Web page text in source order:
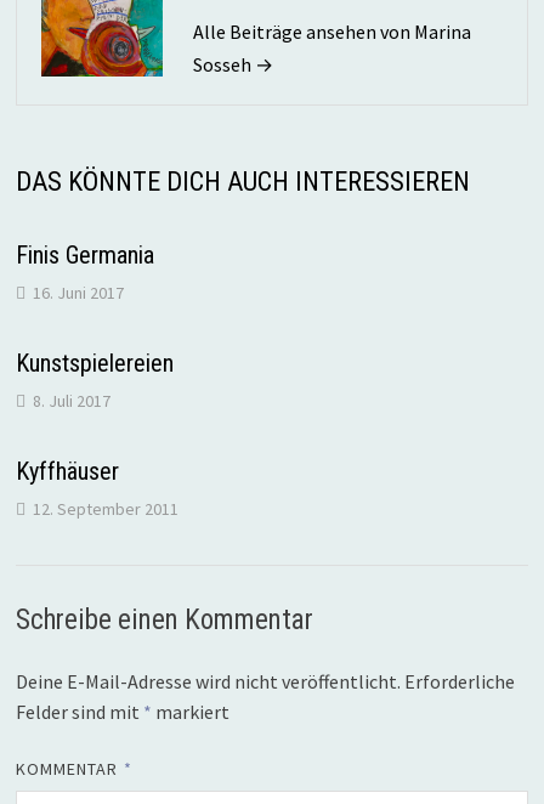
Alle Beiträge ansehen von Marina
Sosseh →
DAS KÖNNTE DICH AUCH INTERESSIEREN
Finis Germania
16. Juni 2017
Kunstspielereien
8. Juli 2017
Kyffhäuser
12. September 2011
Schreibe einen Kommentar
Deine E-Mail-Adresse wird nicht veröffentlicht. Erforderliche
Felder sind mit * markiert
KOMMENTAR *